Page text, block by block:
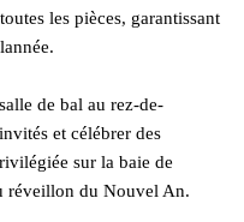
les pièces, garantissant
de bal au rez-de-
et célébrer des
sur la baie de
réveillon du Nouvel An.